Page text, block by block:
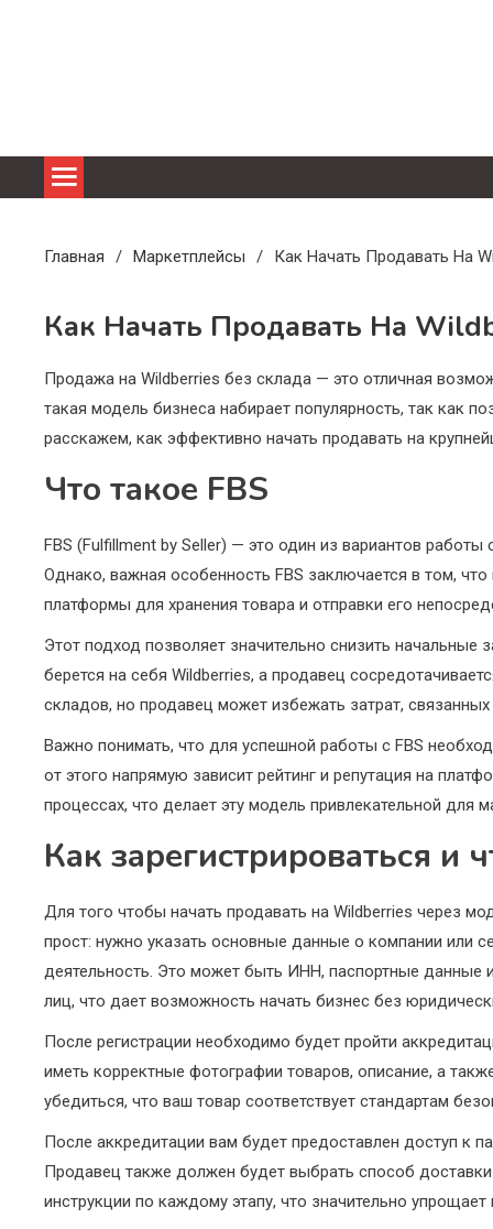
Главная Маркетплейсы Как Начать Продавать На
Как Начать Продавать На
Продажа на Wildberries без склада — это отличная
такая модель бизнеса набирает популярность, так как
расскажем, как эффективно начать продавать на
Что такое FBS
FBS (Fulfillment by Seller) — это один из вариантов
Однако, важная особенность FBS заключается в том,
платформы для хранения товара и отправки его
Этот подход позволяет значительно снизить начальные
берется на себя Wildberries, а продавец
складов, но продавец может избежать затрат,
Важно понимать, что для успешной работы с FBS
от этого напрямую зависит рейтинг и репутация на
процессах, что делает эту модель привлекательной для
Как зарегистрироваться и
Для того чтобы начать продавать на Wildberries через
прост: нужно указать основные данные о компании или
деятельность. Это может быть ИНН, паспортные данные
лиц, что дает возможность начать бизнес без
После регистрации необходимо будет пройти
иметь корректные фотографии товаров, описание, а
убедиться, что ваш товар соответствует стандартам
После аккредитации вам будет предоставлен доступ к
Продавец также должен будет выбрать способ
инструкции по каждому этапу, что значительно упрощает